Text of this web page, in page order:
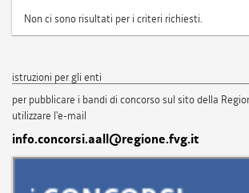
Non ci sono risultati per i criteri richiesti.
istruzioni per gli enti
per pubblicare i bandi di concorso sul sito della
utilizzare l'e-mail
info.concorsi.aall@regione.fvg.it